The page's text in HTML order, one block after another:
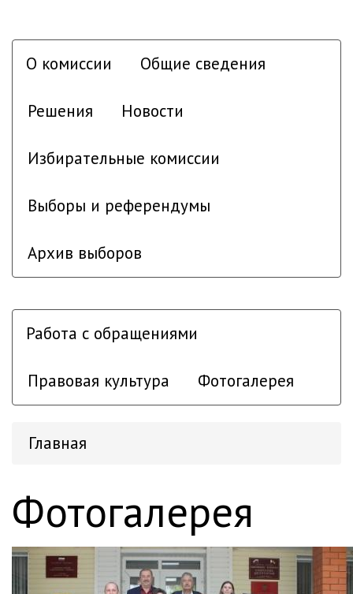
О комиссии Общие сведения
Решения Новости
Избирательные комиссии
Выборы и референдумы
Архив выборов
Работа с обращениями
Правовая культура Фотогалерея
Главная
Фотогалерея